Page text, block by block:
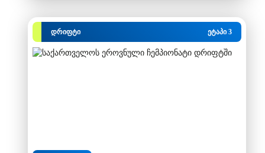
დრიფტი ეტაპი 3